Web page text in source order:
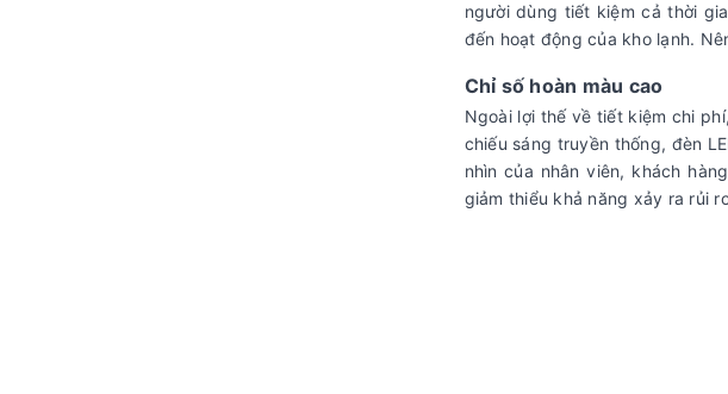
người dùng tiết kiệm cả thời
đến hoạt động của kho lạnh.
Chỉ số hoàn màu cao
Ngoài lợi thế về tiết kiệm chi
chiếu sáng truyền thống, đèn
nhìn của nhân viên, khách
giảm thiểu khả năng xảy ra rủi